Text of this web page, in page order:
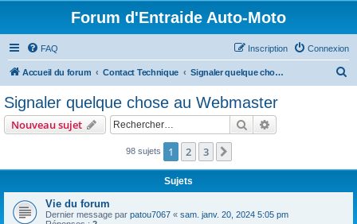
Forum d'Entraide Auto-Moto
FAQ Connexion
Inscription
Accueil du forum Contact Technique Signaler quelque chose au Webmaster
Signaler quelque chose au Webmaster
Nouveau sujet Rechercher
98 sujets 1 2 3
Sujets
Vie du forum
Dernier message par patou7067 « sam. janv. 20, 2024 5:05 pm